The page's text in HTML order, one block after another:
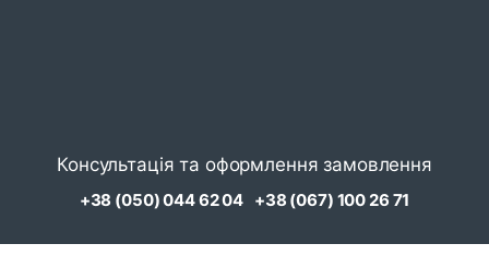
Консультація та оформлення замовлення
+38 (050) 044 62 04 +38 (067) 100 26 71